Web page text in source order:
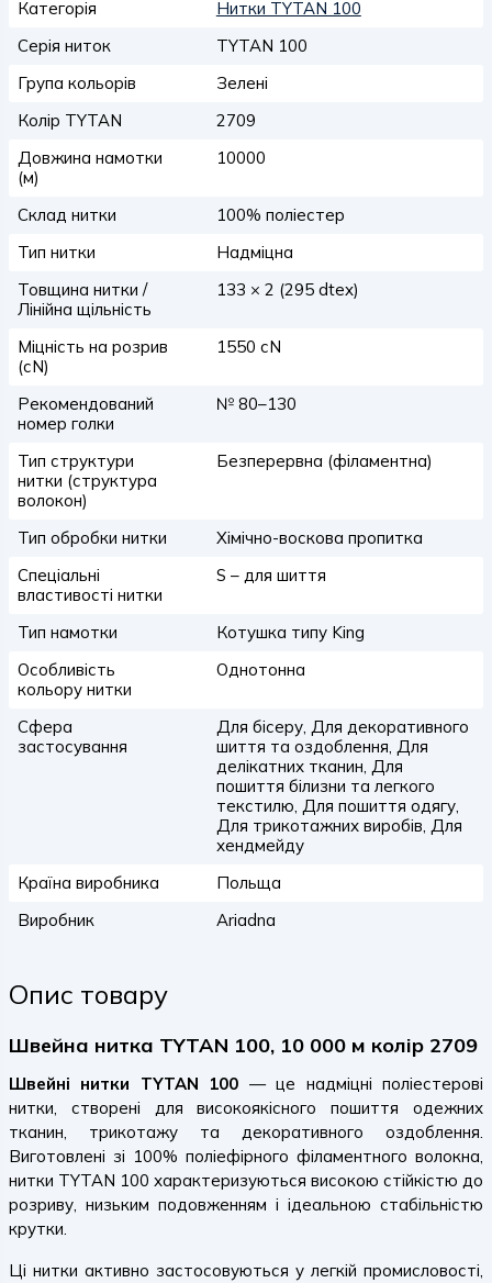
Категорія
Нитки TYTAN 100
Серія ниток
TYTAN 100
Група кольорів
Зелені
Колір TYTAN
2709
Довжина намотки
(м)
10000
Склад нитки
100% поліестер
Тип нитки
Надміцна
Товщина нитки /
Лінійна щільність
133 × 2 (295 dtex)
Міцність на розрив
(сN)
1550 сN
Рекомендований
номер голки
№ 80–130
Тип структури
нитки (структура
волокон)
Безперервна (філаментна)
Тип обробки нитки
Хімічно-воскова пропитка
Спеціальні
властивості нитки
S – для шиття
Тип намотки
Котушка типу King
Особливість
кольору нитки
Однотонна
Сфера
застосування
Для бісеру, Для декоративного
шиття та оздоблення, Для
делікатних тканин, Для
пошиття білизни та легкого
текстилю, Для пошиття одягу,
Для трикотажних виробів, Для
хендмейду
Країна виробника
Польща
Виробник
Ariadna
Опис товару
Швейна нитка TYTAN 100, 10 000 м колір 2709
Швейні нитки TYTAN 100 — це надміцні поліестерові
нитки, створені для високоякісного пошиття одежних
тканин, трикотажу та декоративного оздоблення.
Виготовлені зі 100% поліефірного філаментного волокна,
нитки TYTAN 100 характеризуються високою стійкістю до
розриву, низьким подовженням і ідеальною стабільністю
крутки.
Ці нитки активно застосовуються у легкій промисловості,